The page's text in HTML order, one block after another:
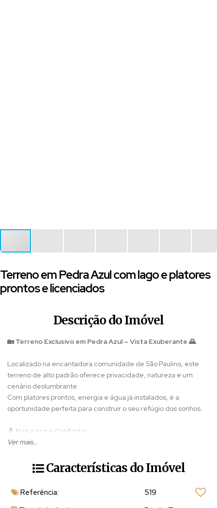
Terreno em Pedra Azul com lago e platores
prontos e licenciados
Descrição do Imóvel
🏡 Terreno Exclusivo em Pedra Azul – Vista Exuberante 🌄
Localizado na encantadora comunidade de São Paulino, este
terreno de alto padrão oferece privacidade, natureza e um
cenário deslumbrante.
Com platores prontos, energia e água já instalados, é a
oportunidade perfeita para construir o seu refúgio dos sonhos.
🌲 Natureza e Conforto:
- 05 platores prontos
- Lago natural e muito bonito
- Estrada de chão em ótimo estado e pavimentação aprovada
para 2026
Ver mais...
Características do Imóvel
Referência:
519